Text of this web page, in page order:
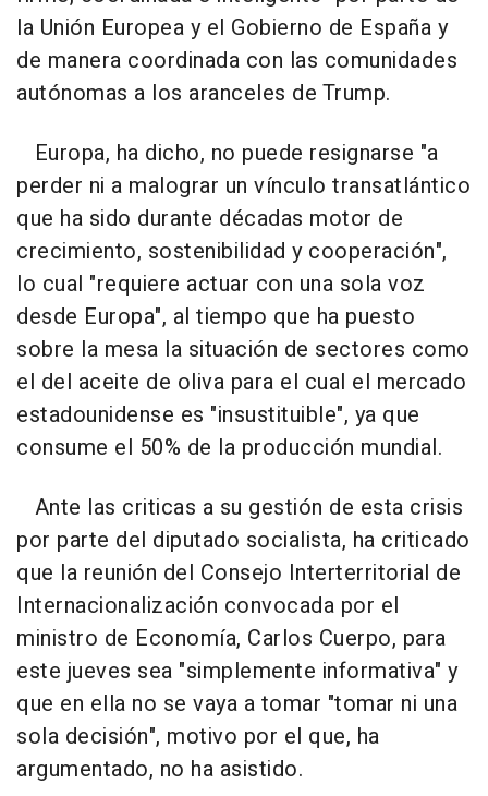
la Unión Europea y el Gobierno de España y
de manera coordinada con las comunidades
autónomas a los aranceles de Trump.
Europa, ha dicho, no puede resignarse "a
perder ni a malograr un vínculo transatlántico
que ha sido durante décadas motor de
crecimiento, sostenibilidad y cooperación",
lo cual "requiere actuar con una sola voz
desde Europa", al tiempo que ha puesto
sobre la mesa la situación de sectores como
el del aceite de oliva para el cual el mercado
estadounidense es "insustituible", ya que
consume el 50% de la producción mundial.
Ante las criticas a su gestión de esta crisis
por parte del diputado socialista, ha criticado
que la reunión del Consejo Interterritorial de
Internacionalización convocada por el
ministro de Economía, Carlos Cuerpo, para
este jueves sea "simplemente informativa" y
que en ella no se vaya a tomar "tomar ni una
sola decisión", motivo por el que, ha
argumentado, no ha asistido.